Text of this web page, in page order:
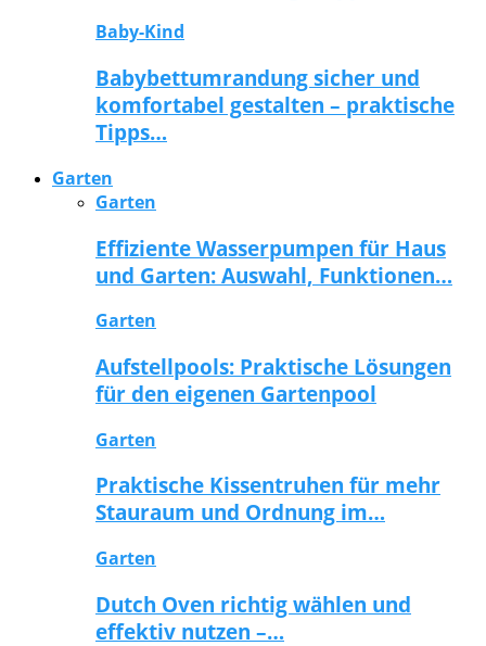
Baby-Kind
Babybettumrandung sicher und
komfortabel gestalten – praktische
Tipps…
Garten
Garten
Effiziente Wasserpumpen für Haus
und Garten: Auswahl, Funktionen…
Garten
Aufstellpools: Praktische Lösungen
für den eigenen Gartenpool
Garten
Praktische Kissentruhen für mehr
Stauraum und Ordnung im…
Garten
Dutch Oven richtig wählen und
effektiv nutzen –…